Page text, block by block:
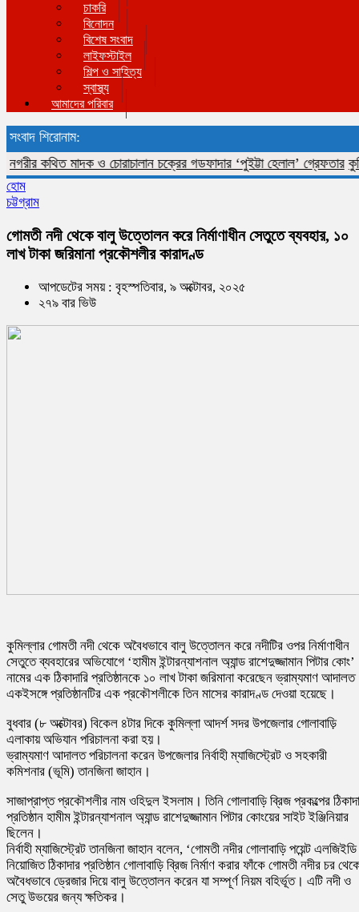
চাকরি
বিনোদন
বিশেষ সংবাদ
লাইফস্টাইল
শিল্প ও সাহিত্য
স্বাস্থ্য
আমাদের পরিবার
সংবাদ শিরোনাম:
কথিত মাদক ও চোরাচালান চক্রের গডফাদার ‘পুইট্টা হেলাল’ গ্রেফতার
হোম
চট্টগ্রাম
গোমতী নদী থেকে বালু উত্তোলন করে নির্মাণাধীন সেতুতে ব্যবহার, ১০
লাখ টাকা জরিমানা প্রকৌশলীর কারাদণ্ড
আপডেটের সময় : বৃহস্পতিবার, ৯ অক্টোবর, ২০২৫
২৭৯ বার ভিউ
কুমিল্লার গোমতী নদী থেকে অবৈধভাবে বালু উত্তোলন করে নদীটির ওপর নির্মাণাধীন
সেতুতে ব্যবহারের অভিযোগে ‘হামীম ইন্টারন্যাশনাল অ্যান্ড রাশেদুজ্জামান পিটার কোং’
নামের এক ঠিকাদারি প্রতিষ্ঠানকে ১০ লাখ টাকা জরিমানা করেছেন ভ্রাম্যমাণ
একইসঙ্গে প্রতিষ্ঠানটির এক প্রকৌশলীকে তিন মাসের কারাদণ্ড দেওয়া হয়েছে।
বুধবার (৮ অক্টোবর) বিকেল ৪টার দিকে কুমিল্লা আদর্শ সদর উপজেলার গোলাবাড়ি
এলাকায় অভিযান পরিচালনা করা হয়।
ভ্রাম্যমাণ আদালত পরিচালনা করেন উপজেলার নির্বাহী ম্যাজিস্ট্রেট ও সহকারী
কমিশনার (ভূমি) তানজিনা জাহান।
সাজাপ্রাপ্ত প্রকৌশলীর নাম ওহিদুল ইসলাম। তিনি গোলাবাড়ি ব্রিজ প্রকল্পের
প্রতিষ্ঠান হামীম ইন্টারন্যাশনাল অ্যান্ড রাশেদুজ্জামান পিটার কোংয়ের সাইট ইঞ্জিনিয়ার
ছিলেন।
নির্বাহী ম্যাজিস্ট্রেট তানজিনা জাহান বলেন, ‘গোমতী নদীর গোলাবাড়ি পয়েন্ট এলজিইডি
নিয়োজিত ঠিকাদার প্রতিষ্ঠান গোলাবাড়ি ব্রিজ নির্মাণ করার ফাঁকে গোমতী নদীর চর
অবৈধভাবে ড্রেজার দিয়ে বালু উত্তোলন করেন যা সম্পূর্ণ নিয়ম বহির্ভূত। এটি নদী ও
সেতু উভয়ের জন্য ক্ষতিকর।